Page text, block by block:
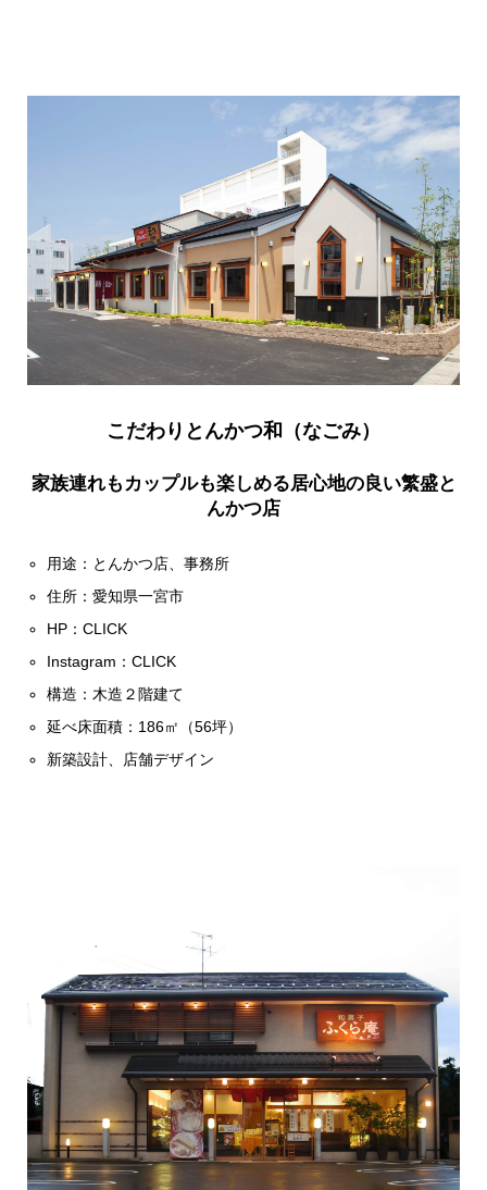
こだわりとんかつ和（なごみ）
家族連れもカップルも楽しめる居心地の良い繁盛と
んかつ店
用途：とんかつ店、事務所
住所：愛知県一宮市
HP：CLICK
Instagram：CLICK
構造：木造２階建て
延べ床面積：186㎡（56坪）
新築設計、店舗デザイン